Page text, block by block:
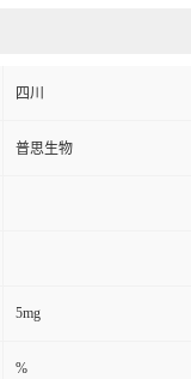
四川
普思生物
5mg
%